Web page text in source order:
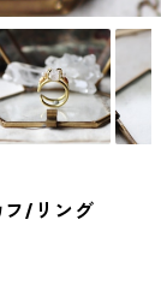
/リング